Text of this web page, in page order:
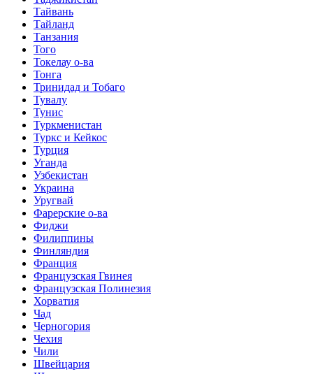
Тайвань
Тайланд
Танзания
Того
Токелау о-ва
Тонга
Тринидад и Тобаго
Тувалу
Тунис
Туркменистан
Туркс и Кейкос
Турция
Уганда
Узбекистан
Украина
Уругвай
Фарерские о-ва
Фиджи
Филиппины
Финляндия
Франция
Французская Гвинея
Французская Полинезия
Хорватия
Чад
Черногория
Чехия
Чили
Швейцария